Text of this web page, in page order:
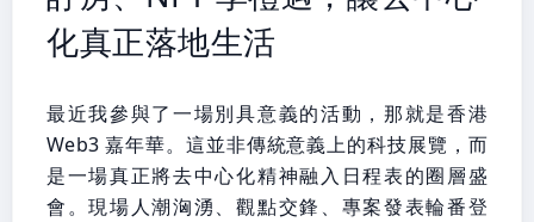
化真正落地生活
最近我參與了一場別具意義的活動，那就是香港
Web3 嘉年華。這並非傳統意義上的科技展覽，而
是一場真正將去中心化精神融入日程表的圈層盛
會。現場人潮洶湧、觀點交鋒、專案發表輪番登